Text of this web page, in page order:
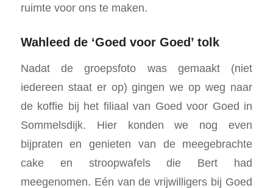
ruimte voor ons te maken.
Wahleed de ‘Goed voor Goed’ tolk
Nadat de groepsfoto was gemaakt (niet
iedereen staat er op) gingen we op weg naar
de koffie bij het filiaal van Goed voor Goed in
Sommelsdijk. Hier konden we nog even
bijpraten en genieten van de meegebrachte
cake en stroopwafels die Bert had
meegenomen. Eén van de vrijwilligers bij Goed